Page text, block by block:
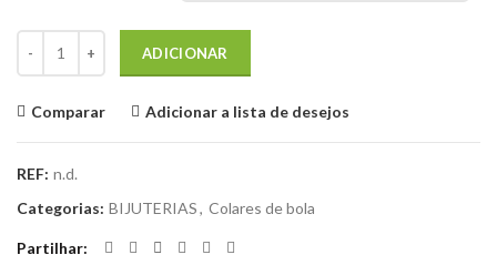
ADICIONAR
Comparar Adicionar a lista de desejos
REF: n.d.
Categorias: BIJUTERIAS, Colares de bola
Partilhar